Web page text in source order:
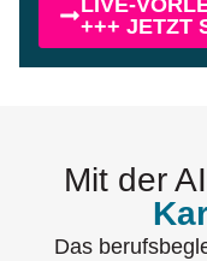
LIVE-
+++ JETZT
Mit der
Das